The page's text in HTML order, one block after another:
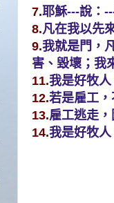
7.耶穌---說：
8.凡在我以先
9.我就是門，
害、毀壞；我
11.我是好牧人
12.若是雇工
13.雇工逃走
14.我是好牧